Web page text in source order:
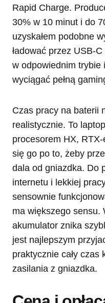
Rapid Charge.
30% w 10 minut i do
uzyskałem podobne
ładować przez USB-
w odpowiednim trybie
wyciągać pełną
Czas pracy na baterii
realistycznie. To
procesorem HX,
się go po to, żeby
dala od gniazdka. Do
internetu i lekkiej
sensownie
ma większego sensu.
akumulator znika
jest najlepszym
praktycznie cały czas
zasilania z gniazdka.